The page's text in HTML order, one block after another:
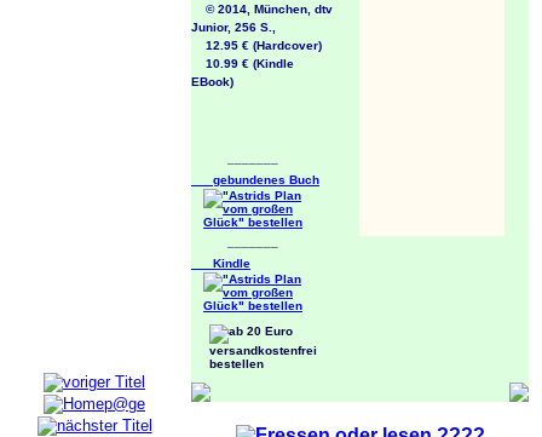
© 2014, München, dtv
Junior, 256 S.,
12.95 € (Hardcover)
10.99 € (Kindle
EBook)
gebundenes Buch
Kindle